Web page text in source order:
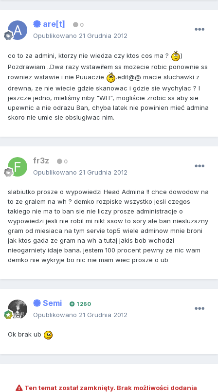
are[t] 0
Opublikowano 21 Grudnia 2012
co to za admini, ktorzy nie wiedza czy ktos cos ma ?
)
Pozdrawiam ..Dwa razy wstawiłem ss mozecie robic ponownie ss
rowniez wstawie i nie Puuaczie
.edit@@ macie sluchawki z
drewna, ze nie wiecie gdzie skanowac i gdzie sie wychylac ? I
jeszcze jedno, mieliśmy niby "WH", mogliście zrobic ss aby sie
upewnic a nie odrazu Ban, chyba latek nie powinien mieć admina
skoro nie umie sie obslugiwac nim.
fr3z 0
Opublikowano 21 Grudnia 2012
slabiutko prosze o wypowiedzi Head Admina !! chce dowodow na
to ze gralem na wh ? demko rozpiske wszystko jesli czegos
takiego nie ma to ban sie nie liczy prosze administracje o
wypowiedzi jesli nie robil mi nikt ssow to sory ale ban niesluzszny
gram od miesiaca na tym servie top5 wiele adminow mnie broni
jak ktos gada ze gram na wh a tutaj jakis bob wchodzi
nieogarniety idaje bana. jestem 100 procent pewny ze nic wam
demko nie wykryje bo nic nie mam wiec prosze o ub
Semi 1 260
Opublikowano 21 Grudnia 2012
Ok brak ub
Ten temat został zamknięty. Brak możliwości dodania